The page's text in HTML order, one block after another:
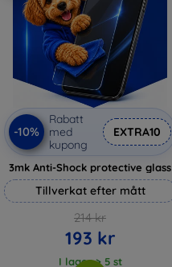
-10%
Rabatt
med
kupong
EXTRA10
3mk Anti-Shock protective glass
Tillverkat efter mått
214 kr
193 kr
I lager > 5 st